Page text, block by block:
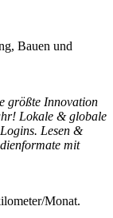
Bauen und
größte Innovation
Lokale & globale
Lesen &
mit
Monat.